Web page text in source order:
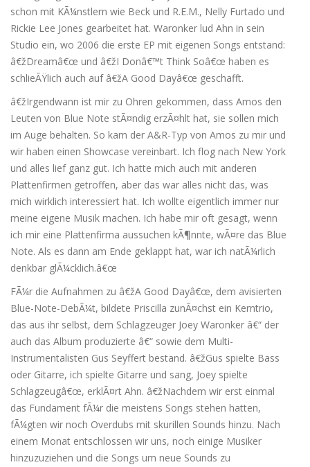
schon mit KÃ¼nstlern wie Beck und R.E.M., Nelly Furtado und
Rickie Lee Jones gearbeitet hat. Waronker lud Ahn in sein
Studio ein, wo 2006 die erste EP mit eigenen Songs entstand:
â€žDreamâ€œ und â€žI Donâ€™t Think Soâ€œ haben es
schlieÃŸlich auch auf â€žA Good Dayâ€œ geschafft.
â€žIrgendwann ist mir zu Ohren gekommen, dass Amos den
Leuten von Blue Note stÃ¤ndig erzÃ¤hlt hat, sie sollen mich
im Auge behalten. So kam der A&R-Typ von Amos zu mir und
wir haben einen Showcase vereinbart. Ich flog nach New York
und alles lief ganz gut. Ich hatte mich auch mit anderen
Plattenfirmen getroffen, aber das war alles nicht das, was
mich wirklich interessiert hat. Ich wollte eigentlich immer nur
meine eigene Musik machen. Ich habe mir oft gesagt, wenn
ich mir eine Plattenfirma aussuchen kÃ¶nnte, wÃ¤re das Blue
Note. Als es dann am Ende geklappt hat, war ich natÃ¼rlich
denkbar glÃ¼cklich.â€œ
FÃ¼r die Aufnahmen zu â€žA Good Dayâ€œ, dem avisierten
Blue-Note-DebÃ¼t, bildete Priscilla zunÃ¤chst ein Kerntrio,
das aus ihr selbst, dem Schlagzeuger Joey Waronker â€“ der
auch das Album produzierte â€“ sowie dem Multi-
Instrumentalisten Gus Seyffert bestand. â€žGus spielte Bass
oder Gitarre, ich spielte Gitarre und sang, Joey spielte
Schlagzeugâ€œ, erklÃ¤rt Ahn. â€žNachdem wir erst einmal
das Fundament fÃ¼r die meistens Songs stehen hatten,
fÃ¼gten wir noch Overdubs mit skurillen Sounds hinzu. Nach
einem Monat entschlossen wir uns, noch einige Musiker
hinzuzuziehen und die Songs um neue Sounds zu